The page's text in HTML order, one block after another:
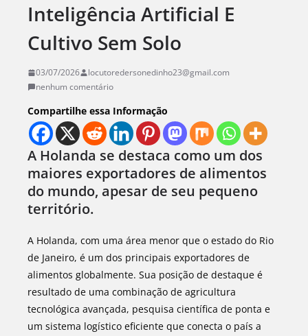
Inteligência Artificial E
Cultivo Sem Solo
03/07/2026
locutoredersonedinho23@gmail.com
nenhum comentário
Compartilhe essa Informação
A Holanda se destaca como um dos
maiores exportadores de alimentos
do mundo, apesar de seu pequeno
território.
A Holanda, com uma área menor que o estado do Rio
de Janeiro, é um dos principais exportadores de
alimentos globalmente. Sua posição de destaque é
resultado de uma combinação de agricultura
tecnológica avançada, pesquisa científica de ponta e
um sistema logístico eficiente que conecta o país a